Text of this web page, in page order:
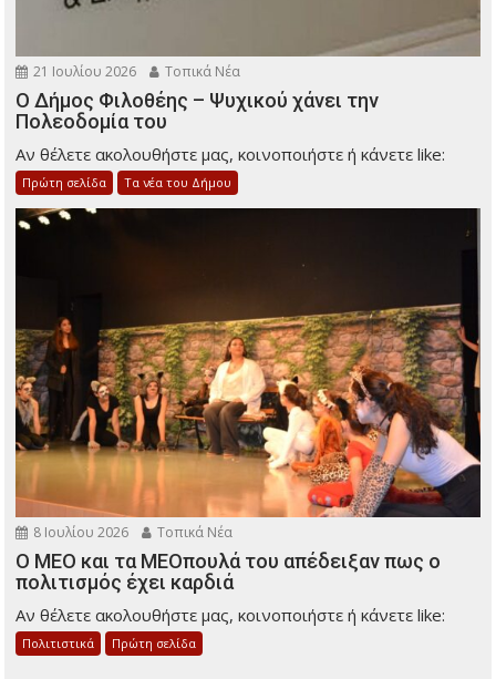
21 Ιουλίου 2026 Τοπικά Νέα
Ο Δήμος Φιλοθέης – Ψυχικού χάνει την
Πολεοδομία του
Αν θέλετε ακολουθήστε μας, κοινοποιήστε ή κάνετε like:
Πρώτη σελίδα Τα νέα του Δήμου
8 Ιουλίου 2026 Τοπικά Νέα
Ο ΜΕΟ και τα ΜΕΟπουλά του απέδειξαν πως ο
πολιτισμός έχει καρδιά
Αν θέλετε ακολουθήστε μας, κοινοποιήστε ή κάνετε like:
Πολιτιστικά Πρώτη σελίδα